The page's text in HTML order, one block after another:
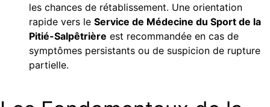
les chances de rétablissement. Une orientation
rapide vers le Service de Médecine du Sport de la
Pitié-Salpêtrière est recommandée en cas de
symptômes persistants ou de suspicion de rupture
partielle.